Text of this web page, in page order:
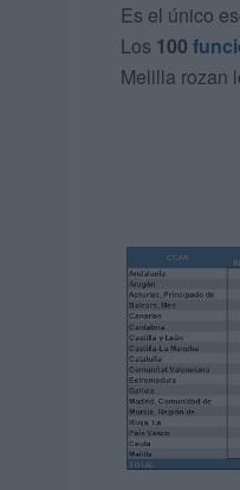
Es el único
Los 100
Melilla rozan